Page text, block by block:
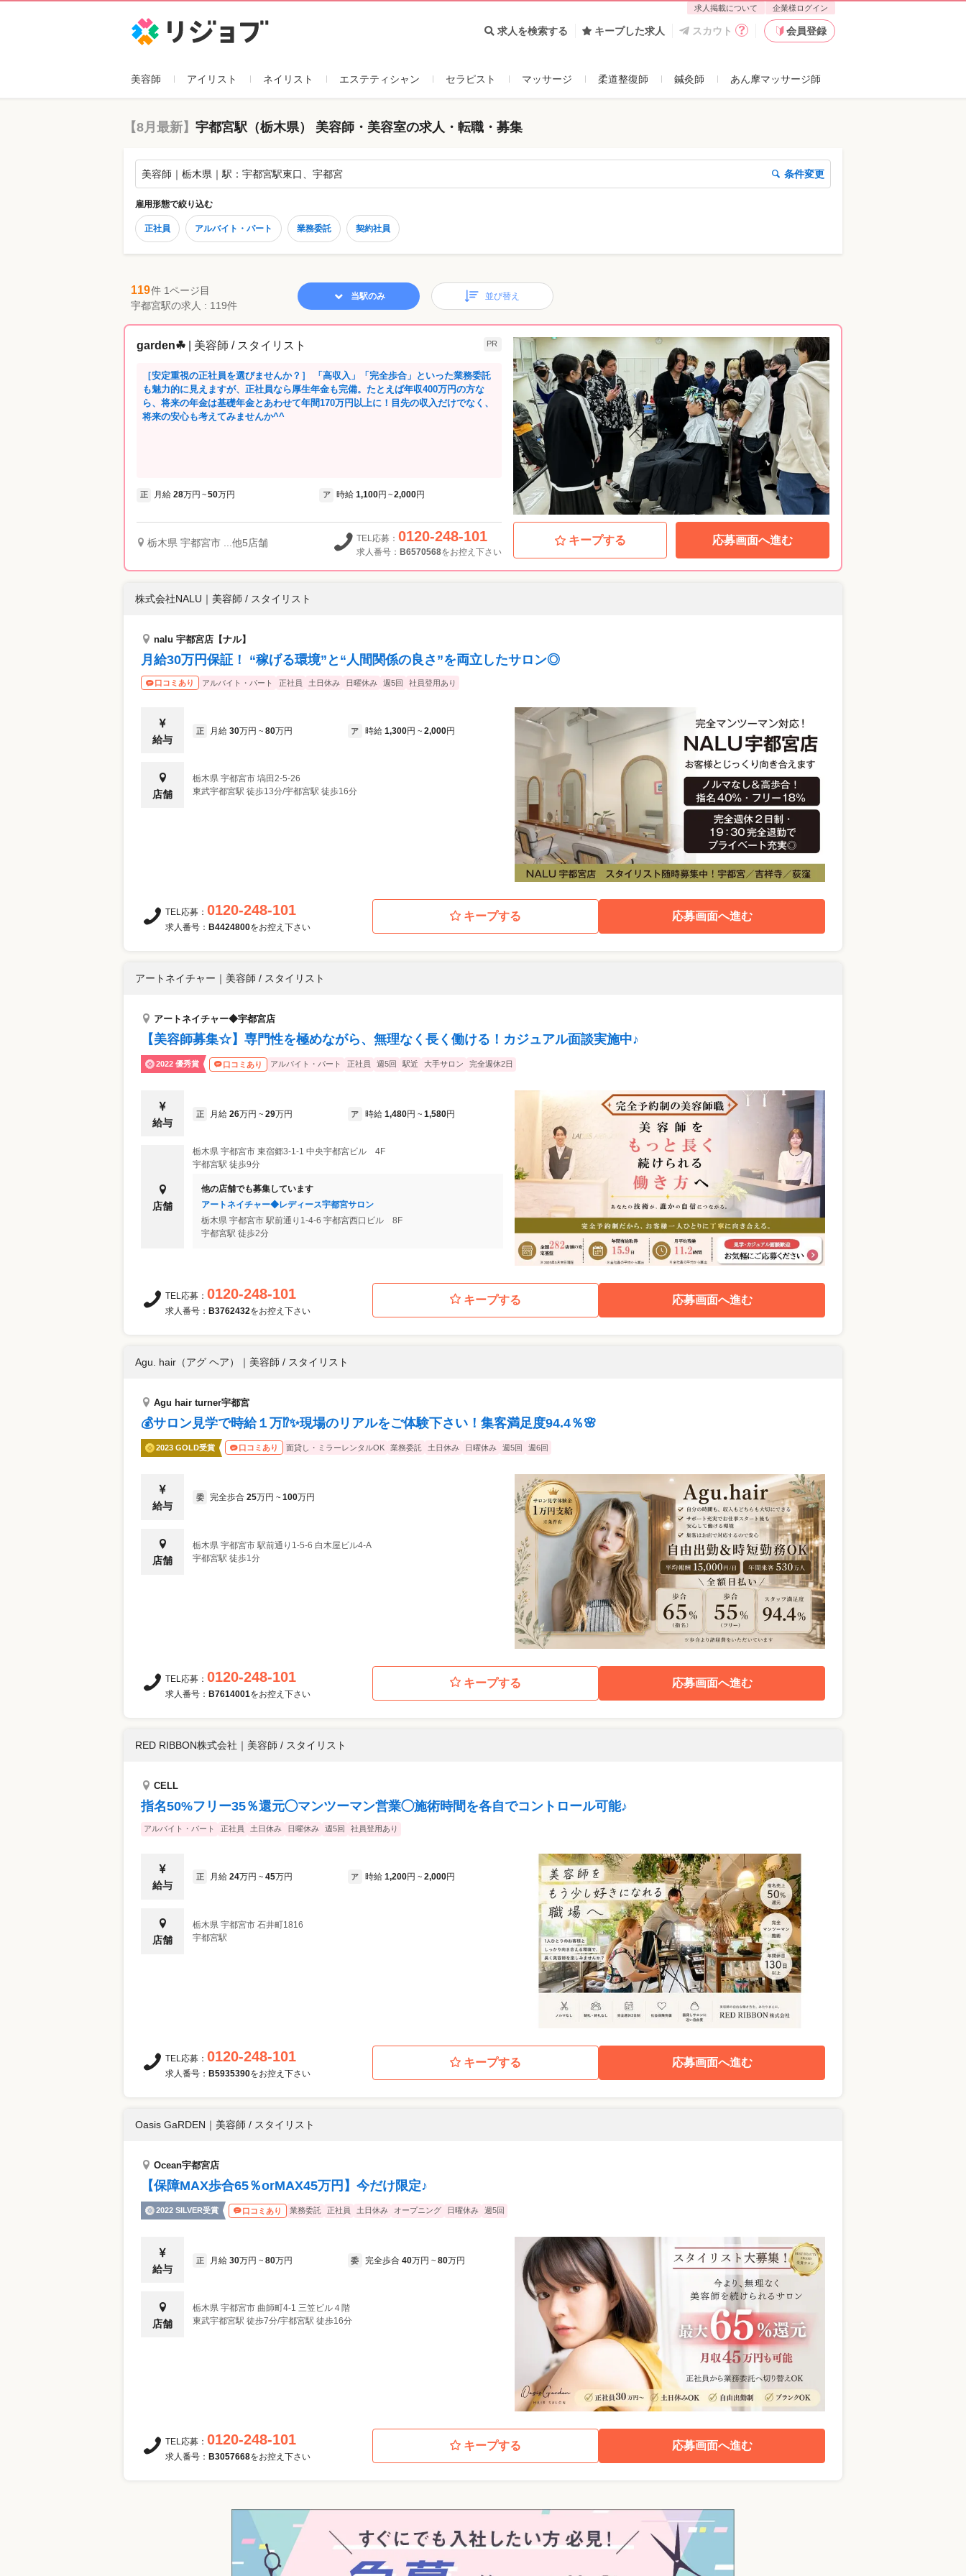
求人掲載について 企業様ログイン
求人を検索する キープした求人 スカウト 会員登録
美容師 アイリスト ネイリスト エステティシャン セラピスト マッサージ 柔道整復師 鍼灸師 あん摩マッサージ師
【8月最新】 宇都宮駅（栃木県） 美容師・美容室の求人・転職・募集
美容師｜栃木県｜駅：宇都宮駅東口、宇都宮 条件変更
雇用形態で絞り込む
正社員 アルバイト・パート 業務委託 契約社員
119件 1ページ目
宇都宮駅の求人 : 119件
当駅のみ 並び替え
garden☘ | 美容師 / スタイリスト PR
［安定重視の正社員を選びませんか？］ 「高収入」「完全歩合」といった業務委託
も魅力的に見えますが、正社員なら厚生年金も完備。たとえば年収400万円の方な
ら、将来の年金は基礎年金とあわせて年間170万円以上に！目先の収入だけでなく、
将来の安心も考えてみませんか^^
正 月給 28万円 ~50万円 ア 時給 1,100円 ~2,000円
栃木県 宇都宮市 ...他5店舗 TEL応募： 0120-248-101
求人番号： B6570568をお控え下さい
キープする 応募画面へ進む
株式会社NALU ｜ 美容師 / スタイリスト
nalu 宇都宮店【ナル】
月給30万円保証！ “稼げる環境”と“人間関係の良さ”を両立したサロン◎
口コミあり アルバイト・パート 正社員 土日休み 日曜休み 週5回 社員登用あり
給与
正 月給 30万円 ~ 80万円 ア 時給 1,300円 ~ 2,000円
店舗
栃木県 宇都宮市 塙田2-5-26
東武宇都宮駅 徒歩13分/宇都宮駅 徒歩16分
キープする 応募画面へ進む
TEL応募： 0120-248-101
求人番号： B4424800をお控え下さい
アートネイチャー ｜ 美容師 / スタイリスト
アートネイチャー◆宇都宮店
【美容師募集☆】専門性を極めながら、無理なく長く働ける！カジュアル面談実施中♪
2022 優秀賞 口コミあり アルバイト・パート 正社員 週5回 駅近 大手サロン 完全週休2日
給与
正 月給 26万円 ~ 29万円 ア 時給 1,480円 ~ 1,580円
店舗
栃木県 宇都宮市 東宿郷3-1-1 中央宇都宮ビル 4F
宇都宮駅 徒歩9分
他の店舗でも募集しています
アートネイチャー◆レディース宇都宮サロン
栃木県 宇都宮市 駅前通り1-4-6 宇都宮西口ビル 8F
宇都宮駅 徒歩2分
キープする 応募画面へ進む
TEL応募： 0120-248-101
求人番号： B3762432をお控え下さい
Agu. hair（アグ ヘア） ｜ 美容師 / スタイリスト
Agu hair turner宇都宮
💰サロン見学で時給１万⁉✨現場のリアルをご体験下さい！集客満足度94.4％🌸
2023 GOLD受賞 口コミあり 面貸し・ミラーレンタルOK 業務委託 土日休み 日曜休み 週5回 週6回
給与
委 完全歩合 25万円 ~ 100万円
店舗
栃木県 宇都宮市 駅前通り1-5-6 白木屋ビル4-A
宇都宮駅 徒歩1分
キープする 応募画面へ進む
TEL応募： 0120-248-101
求人番号： B7614001をお控え下さい
RED RIBBON株式会社 ｜ 美容師 / スタイリスト
CELL
指名50%フリー35％還元◯マンツーマン営業◯施術時間を各自でコントロール可能♪
アルバイト・パート 正社員 土日休み 日曜休み 週5回 社員登用あり
給与
正 月給 24万円 ~ 45万円 ア 時給 1,200円 ~ 2,000円
店舗
栃木県 宇都宮市 石井町1816
宇都宮駅
キープする 応募画面へ進む
TEL応募： 0120-248-101
求人番号： B5935390をお控え下さい
Oasis GaRDEN ｜ 美容師 / スタイリスト
Ocean宇都宮店
【保障MAX歩合65％orMAX45万円】今だけ限定♪
2022 SILVER受賞 口コミあり 業務委託 正社員 土日休み オープニング 日曜休み 週5回
給与
正 月給 30万円 ~ 80万円 委 完全歩合 40万円 ~ 80万円
店舗
栃木県 宇都宮市 曲師町4-1 三笠ビル４階
東武宇都宮駅 徒歩7分/宇都宮駅 徒歩16分
キープする 応募画面へ進む
TEL応募： 0120-248-101
求人番号： B3057668をお控え下さい